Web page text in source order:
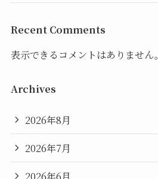
Recent Comments
表示できるコメントはありません。
Archives
2026年8月
2026年7月